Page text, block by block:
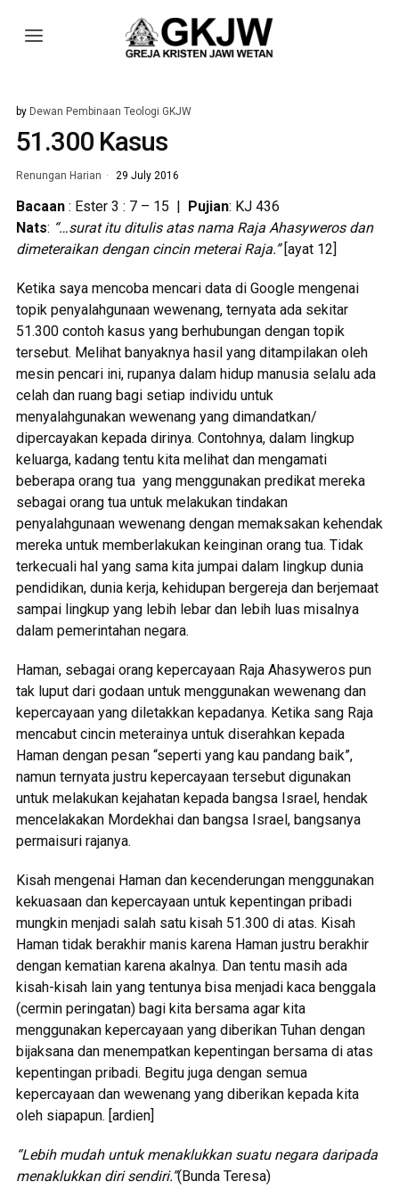
by Dewan Pembinaan Teologi GKJW
51.300 Kasus
Renungan Harian 29 July 2016
Bacaan: Ester 3 : 7 – 15 | Pujian: KJ 436
Nats: “…surat itu ditulis atas nama Raja Ahasyweros dan
dimeteraikan dengan cincin meterai Raja.”[ayat 12]
Ketika saya mencoba mencari data di Google mengenai
topik penyalahgunaan wewenang, ternyata ada sekitar
51.300 contoh kasus yang berhubungan dengan topik
tersebut. Melihat banyaknya hasil yang ditampilakan oleh
mesin pencari ini, rupanya dalam hidup manusia selalu ada
celah dan ruang bagi setiap individu untuk
menyalahgunakan wewenang yang dimandatkan/
dipercayakan kepada dirinya. Contohnya, dalam lingkup
keluarga, kadang tentu kita melihat dan mengamati
beberapa orang tua yang menggunakan predikat mereka
sebagai orang tua untuk melakukan tindakan
penyalahgunaan wewenang dengan memaksakan kehendak
mereka untuk memberlakukan keinginan orang tua. Tidak
terkecuali hal yang sama kita jumpai dalam lingkup dunia
pendidikan, dunia kerja, kehidupan bergereja dan berjemaat
sampai lingkup yang lebih lebar dan lebih luas misalnya
dalam pemerintahan negara.
Haman, sebagai orang kepercayaan Raja Ahasyweros pun
tak luput dari godaan untuk menggunakan wewenang dan
kepercayaan yang diletakkan kepadanya. Ketika sang Raja
mencabut cincin meterainya untuk diserahkan kepada
Haman dengan pesan “seperti yang kau pandang baik”,
namun ternyata justru kepercayaan tersebut digunakan
untuk melakukan kejahatan kepada bangsa Israel, hendak
mencelakakan Mordekhai dan bangsa Israel, bangsanya
permaisuri rajanya.
Kisah mengenai Haman dan kecenderungan menggunakan
kekuasaan dan kepercayaan untuk kepentingan pribadi
mungkin menjadi salah satu kisah 51.300 di atas. Kisah
Haman tidak berakhir manis karena Haman justru berakhir
dengan kematian karena akalnya. Dan tentu masih ada
kisah-kisah lain yang tentunya bisa menjadi kaca benggala
(cermin peringatan) bagi kita bersama agar kita
menggunakan kepercayaan yang diberikan Tuhan dengan
bijaksana dan menempatkan kepentingan bersama di atas
kepentingan pribadi. Begitu juga dengan semua
kepercayaan dan wewenang yang diberikan kepada kita
oleh siapapun. [ardien]
“Lebih mudah untuk menaklukkan suatu negara daripada
menaklukkan diri sendiri.”(Bunda Teresa)